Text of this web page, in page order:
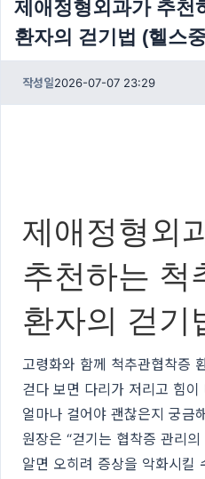
제애정형외과가 추천
환자의 걷기법 (헬스
작성일2026-07-07 23:29
제애정형외
추천하는 척
환자의 걷기
고령화와 함께 척추관협착증
걷다 보면 다리가 저리고 힘
얼마나 걸어야 괜찮은지 궁금
원장은 “걷기는 협착증 관리
알면 오히려 증상을 악화시킬